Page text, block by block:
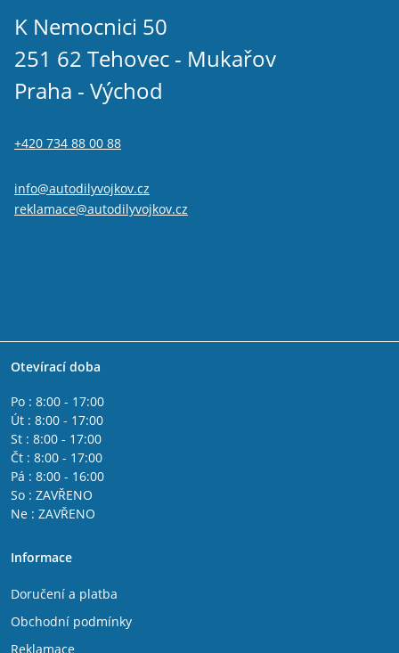
K Nemocnici 50
251 62 Tehovec - Mukařov
Praha - Východ
+420 734 88 00 88
info@autodilyvojkov.cz
reklamace@autodilyvojkov.cz
Otevírací doba
Po : 8:00 - 17:00
Út : 8:00 - 17:00
St : 8:00 - 17:00
Čt : 8:00 - 17:00
Pá : 8:00 - 16:00
So : ZAVŘENO
Ne : ZAVŘENO
Informace
Doručení a platba
Obchodní podmínky
Reklamace